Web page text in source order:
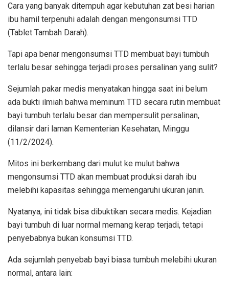
Cara yang banyak ditempuh agar kebutuhan zat besi harian
ibu hamil terpenuhi adalah dengan mengonsumsi TTD
(Tablet Tambah Darah).
Tapi apa benar mengonsumsi TTD membuat bayi tumbuh
terlalu besar sehingga terjadi proses persalinan yang sulit?
Sejumlah pakar medis menyatakan hingga saat ini belum
ada bukti ilmiah bahwa meminum TTD secara rutin membuat
bayi tumbuh terlalu besar dan mempersulit persalinan,
dilansir dari laman Kementerian Kesehatan, Minggu
(11/2/2024).
Mitos ini berkembang dari mulut ke mulut bahwa
mengonsumsi TTD akan membuat produksi darah ibu
melebihi kapasitas sehingga memengaruhi ukuran janin.
Nyatanya, ini tidak bisa dibuktikan secara medis. Kejadian
bayi tumbuh di luar normal memang kerap terjadi, tetapi
penyebabnya bukan konsumsi TTD.
Ada sejumlah penyebab bayi biasa tumbuh melebihi ukuran
normal, antara lain: